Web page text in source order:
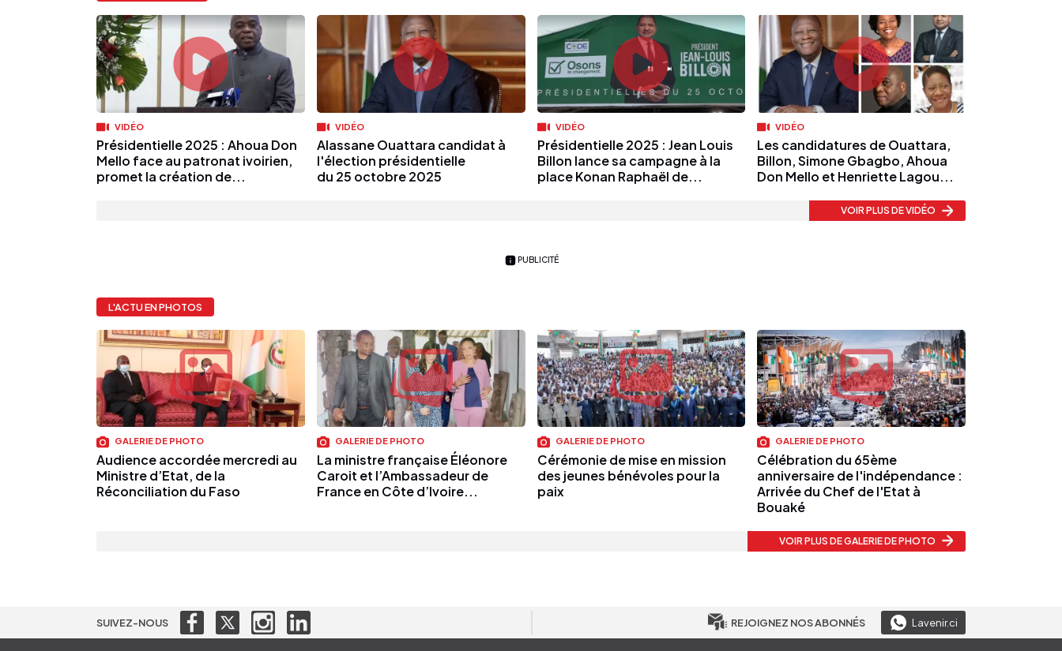
VIDÉO
Présidentielle 2025 : Ahoua Don
Mello face au patronat ivoirien,
promet la création de...
VIDÉO
Alassane Ouattara candidat à
l'élection présidentielle
du 25 octobre 2025
VIDÉO
Présidentielle 2025 : Jean Louis
Billon lance sa campagne à la
place Konan Raphaël de...
VIDÉO
Les candidatures de Ouattara,
Billon, Simone Gbagbo, Ahoua
Don Mello et Henriette Lagou...
VOIR PLUS DE VIDÉO
PUBLICITÉ
L'ACTU EN PHOTOS
GALERIE DE PHOTO
Audience accordée mercredi au
Ministre d’Etat, de la
Réconciliation du Faso
GALERIE DE PHOTO
La ministre française Éléonore
Caroit et l’Ambassadeur de
France en Côte d’Ivoire...
GALERIE DE PHOTO
Cérémonie de mise en mission
des jeunes bénévoles pour la
paix
GALERIE DE PHOTO
Célébration du 65ème
anniversaire de l'indépendance :
Arrivée du Chef de l'Etat à
Bouaké
VOIR PLUS DE GALERIE DE PHOTO
SUIVEZ-NOUS REJOIGNEZ NOS ABONNÉS Lavenir.ci